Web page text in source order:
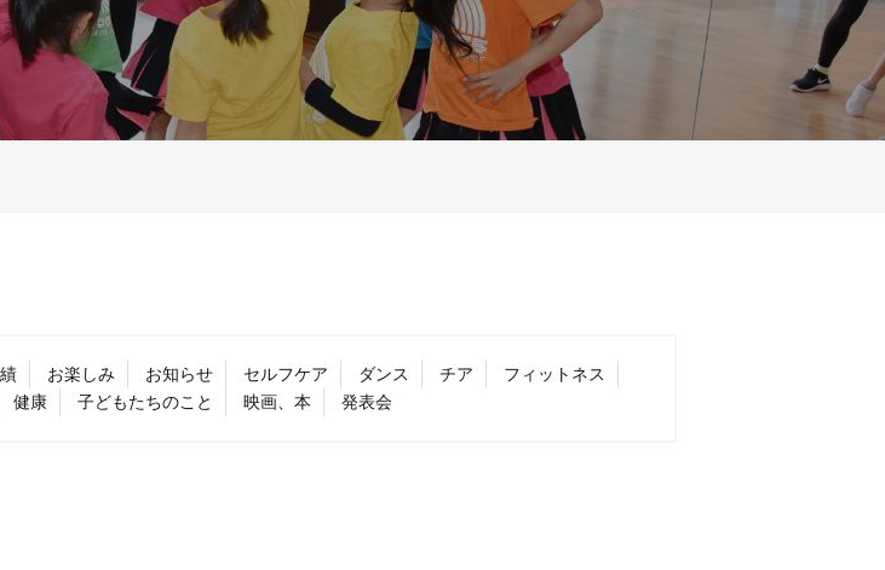
お楽しみ お知らせ セルフケア ダンス チア
フィットネス
健康 子どもたちのこと 映画、本 発表会